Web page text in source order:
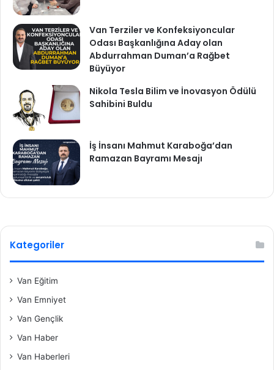
Van Terziler ve Konfeksiyoncular
Odası Başkanlığına Aday olan
Abdurrahman Duman’a Rağbet
Büyüyor
Nikola Tesla Bilim ve İnovasyon Ödülü
Sahibini Buldu
İş İnsanı Mahmut Karaboğa’dan
Ramazan Bayramı Mesajı
Kategoriler
Van Eğitim
Van Emniyet
Van Gençlik
Van Haber
Van Haberleri